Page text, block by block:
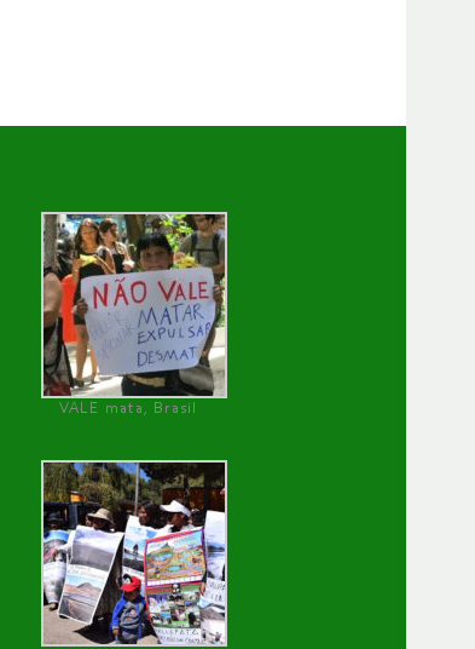
VALE mata, Brasil